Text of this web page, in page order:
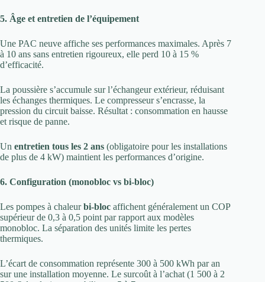
5. Âge et entretien de l’équipement
Une PAC neuve affiche ses performances maximales. Après 7
à 10 ans sans entretien rigoureux, elle perd 10 à 15 %
d’efficacité.
La poussière s’accumule sur l’échangeur extérieur, réduisant
les échanges thermiques. Le compresseur s’encrasse, la
pression du circuit baisse. Résultat : consommation en hausse
et risque de panne.
Un entretien tous les 2 ans (obligatoire pour les installations
de plus de 4 kW) maintient les performances d’origine.
6. Configuration (monobloc vs bi-bloc)
Les pompes à chaleurbi-bloc affichent généralement un COP
supérieur de 0,3 à 0,5 point par rapport aux modèles
monobloc. La séparation des unités limite les pertes
thermiques.
L’écart de consommation représente 300 à 500 kWh par an
sur une installation moyenne. Le surcoût à l’achat (1 500 à 2